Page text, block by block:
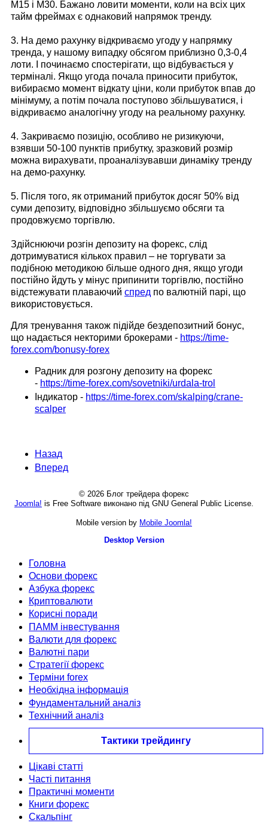
М15 і М30. Бажано ловити моменти, коли на всіх цих
тайм фреймах є однаковий напрямок тренду.
3. На демо рахунку відкриваємо угоду у напрямку
тренда, у нашому випадку обсягом приблизно 0,3-0,4
лоти. І починаємо спостерігати, що відбувається у
терміналі. Якщо угода почала приносити прибуток,
вибираємо момент відкату ціни, коли прибуток впав до
мінімуму, а потім почала поступово збільшуватися, і
відкриваємо аналогічну угоду на реальному рахунку.
4. Закриваємо позицію, особливо не ризикуючи,
взявши 50-100 пунктів прибутку, зразковий розмір
можна вирахувати, проаналізувавши динаміку тренду
на демо-рахунку.
5. Після того, як отриманий прибуток досяг 50% від
суми депозиту, відповідно збільшуємо обсяги та
продовжуємо торгівлю.
Здійснюючи розгін депозиту на форекс, слід
дотримуватися кількох правил – не торгувати за
подібною методикою більше одного дня, якщо угоди
постійно йдуть у мінус припинити торгівлю, постійно
відстежувати плаваючий спред по валютній парі, що
використовується.
Для тренування також підійде бездепозитний бонус,
що надається некторими брокерами - https://time-
forex.com/bonusy-forex
Радник для розгону депозиту на форекс
- https://time-forex.com/sovetniki/urdala-trol
Індикатор - https://time-forex.com/skalping/crane-
scalper
Назад
Вперед
© 2026 Блог трейдера форекс
Joomla! is Free Software виконано під GNU General Public License.
Mobile version by Mobile Joomla!
Desktop Version
Головна
Основи форекс
Азбука форекс
Криптовалюти
Корисні поради
ПАММ інвестування
Валюти для форекс
Валютні пари
Стратегії форекс
Терміни forex
Необхідна інформація
Фундаментальний аналіз
Технічний аналіз
Тактики трейдингу
Цікаві статті
Часті питання
Практичні моменти
Книги форекс
Скальпінг